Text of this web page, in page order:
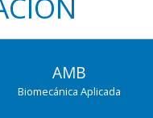
AMB
Biomecánica Aplicada